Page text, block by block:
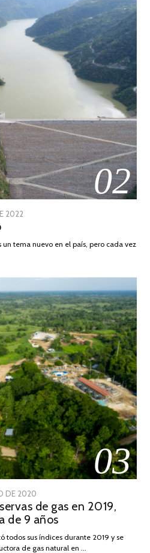
02
2022
DE
tema nuevo en el país, pero cada vez
03
DE 2020
DE
JULIO
2025
de gas en 2019,
de 9 años
todos sus índices durante 2019 y se
de gas natural en …